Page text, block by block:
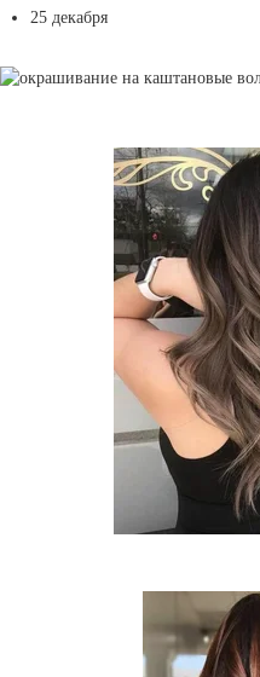
25 декабря